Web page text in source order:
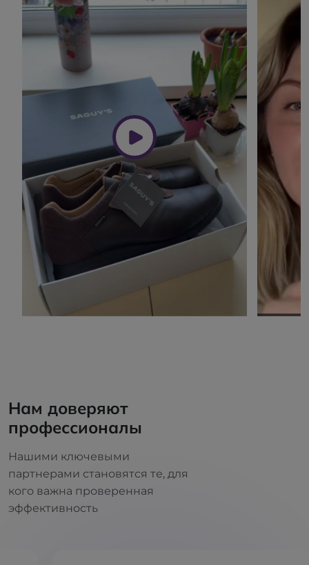
Нам доверяют
профессионалы
Нашими ключевыми
партнерами становятся те, для
кого важна проверенная
эффективность